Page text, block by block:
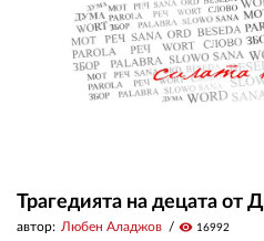
Трагедията на децата от
автор: Любен Аладжов visibility 16992